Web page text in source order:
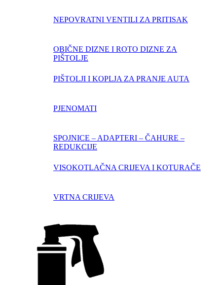
NEPOVRATNI VENTILI ZA PRITISAK
OBIČNE DIZNE I ROTO DIZNE ZA
PIŠTOLJE
PIŠTOLJI I KOPLJA ZA PRANJE AUTA
PJENOMATI
SPOJNICE – ADAPTERI – ČAHURE –
REDUKCIJE
VISOKOTLAČNA CRIJEVA I KOTURAČE
VRTNA CRIJEVA